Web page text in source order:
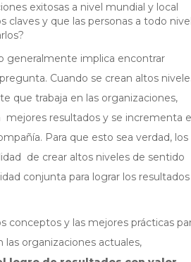
exitosas a nivel mundial y local
claves y que las personas a todo
generalmente implica encontrar
Cuando se crean altos
que trabaja en las organizaciones,
resultados y se incrementa
Para que esto sea verdad, los
de crear altos niveles de sentido
conjunta para lograr los resultados
conceptos y las mejores prácticas
organizaciones actuales,